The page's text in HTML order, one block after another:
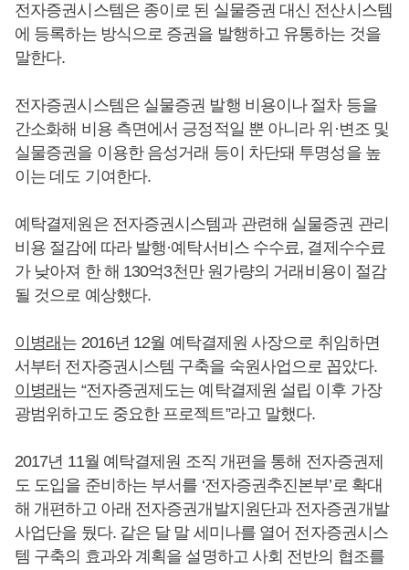
전자증권시스템은 종이로 된 실물증권 대신 전산시스템
에 등록하는 방식으로 증권을 발행하고 유통하는 것을
말한다.
전자증권시스템은 실물증권 발행 비용이나 절차 등을
간소화해 비용 측면에서 긍정적일 뿐 아니라 위·변조 및
실물증권을 이용한 음성거래 등이 차단돼 투명성을 높
이는 데도 기여한다.
예탁결제원은 전자증권시스템과 관련해 실물증권 관리
비용 절감에 따라 발행·예탁서비스 수수료, 결제수수료
가 낮아져 한 해 130억3천만 원가량의 거래비용이 절감
될 것으로 예상했다.
이병래 는 2016년 12월 예탁결제원 사장으로 취임하면
서부터 전자증권시스템 구축을 숙원사업으로 꼽았다.
이병래 는 “전자증권제도는 예탁결제원 설립 이후 가장
광범위하고도 중요한 프로젝트”라고 말했다.
2017년 11월 예탁결제원 조직 개편을 통해 전자증권제
도 도입을 준비하는 부서를 ‘전자증권추진본부’로 확대
해 개편하고 아래 전자증권개발지원단과 전자증권개발
사업단을 뒀다. 같은 달 말 세미나를 열어 전자증권시스
템 구축의 효과와 계획을 설명하고 사회 전반의 협조를